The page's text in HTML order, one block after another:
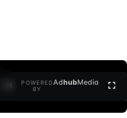
POWERED
BY
AdhubMedia